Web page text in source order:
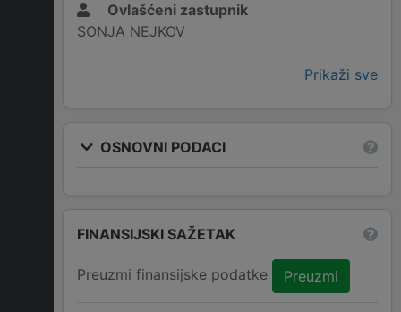
Ovlašćeni zastupnik
SONJA NEJKOV
Prikaži sve
OSNOVNI PODACI
FINANSIJSKI SAŽETAK
Preuzmi finansijske podatke Preuzmi